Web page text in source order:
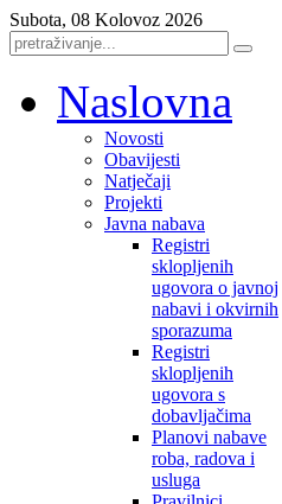
Subota, 08 Kolovoz 2026
Naslovna
Novosti
Obavijesti
Natječaji
Projekti
Javna nabava
Registri
sklopljenih
ugovora o javnoj
nabavi i okvirnih
sporazuma
Registri
sklopljenih
ugovora s
dobavljačima
Planovi nabave
roba, radova i
usluga